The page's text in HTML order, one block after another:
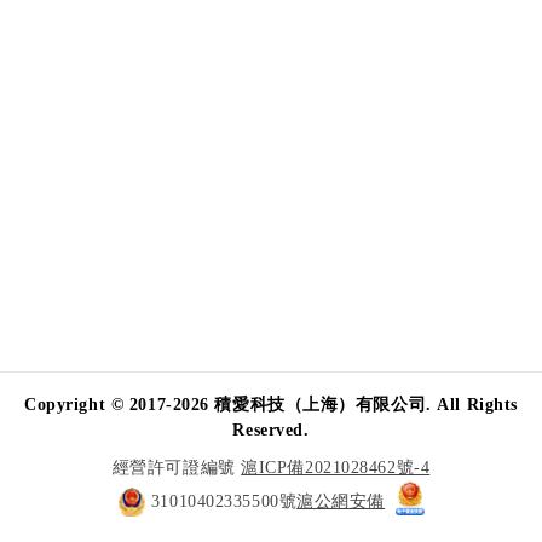
Copyright © 2017-2026 積愛科技（上海）有限公司. All Rights
Reserved.
經營許可證編號滬ICP備2021028462號-4
31010402335500號滬公網安備